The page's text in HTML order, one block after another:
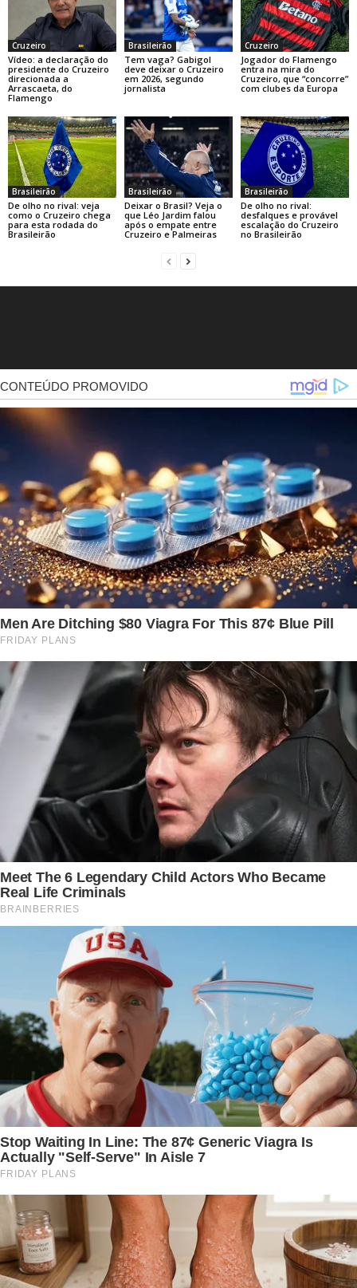
Cruzeiro
Vídeo: a declaração do
presidente do Cruzeiro
direcionada a
Arrascaeta, do
Flamengo
Brasileirão
Tem vaga? Gabigol
deve deixar o Cruzeiro
em 2026, segundo
jornalista
Cruzeiro
Jogador do Flamengo
entra na mira do
Cruzeiro, que “concorre”
com clubes da Europa
Brasileirão
De olho no rival: veja
como o Cruzeiro chega
para esta rodada do
Brasileirão
Brasileirão
Deixar o Brasil? Veja o
que Léo Jardim falou
após o empate entre
Cruzeiro e Palmeiras
Brasileirão
De olho no rival:
desfalques e provável
escalação do Cruzeiro
no Brasileirão